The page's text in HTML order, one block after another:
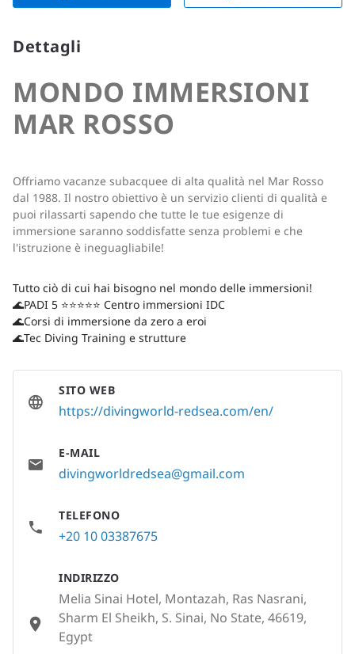
Dettagli
MONDO IMMERSIONI
MAR ROSSO
Offriamo vacanze subacquee di alta qualità nel Mar Rosso
dal 1988. Il nostro obiettivo è un servizio clienti di qualità e
puoi rilassarti sapendo che tutte le tue esigenze di
immersione saranno soddisfatte senza problemi e che
l'istruzione è ineguagliabile!
Tutto ciò di cui hai bisogno nel mondo delle immersioni!
🌊PADI 5 ⭐️⭐️⭐️⭐️⭐️ Centro immersioni IDC
🌊Corsi di immersione da zero a eroi
🌊Tec Diving Training e strutture
SITO WEB
https://divingworld-redsea.com/en/
E-MAIL
divingworldredsea@gmail.com
TELEFONO
+20 10 03387675
INDIRIZZO
Melia Sinai Hotel, Montazah, Ras Nasrani,
Sharm El Sheikh, S. Sinai, No State, 46619,
Egypt